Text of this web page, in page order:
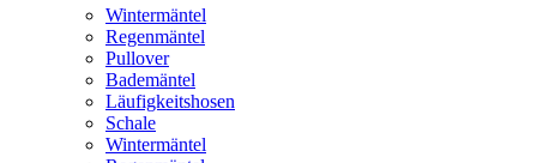
Wintermäntel
Regenmäntel
Pullover
Bademäntel
Läufigkeitshosen
Schale
Wintermäntel